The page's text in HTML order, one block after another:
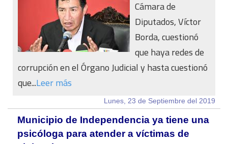
Cámara de
Diputados, Víctor
Borda, cuestionó
que haya redes de
corrupción en el Órgano Judicial y hasta cuestionó
que...Leer más
Lunes, 23 de Septiembre del 2019
Municipio de Independencia ya tiene una
psicóloga para atender a víctimas de